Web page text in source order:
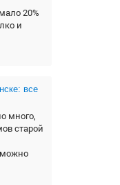
20%
и
все
много,
старой